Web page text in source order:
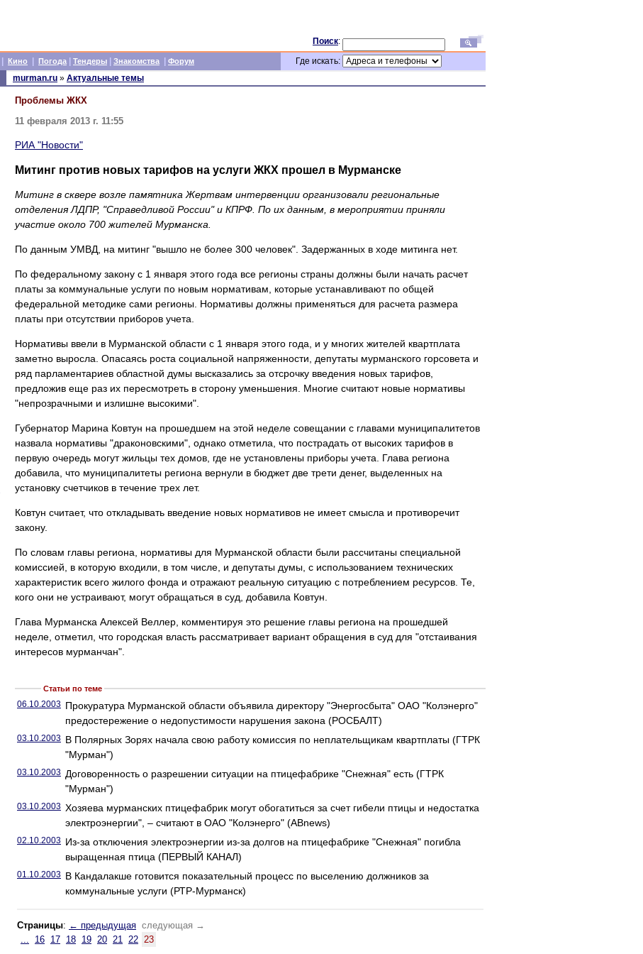
Поиск:
Кино Погода Тендеры Знакомства Форум
Где искать:
murman.ru » Актуальные темы
Проблемы ЖКХ
11 февраля 2013 г. 11:55
РИА "Новости"
Митинг против новых тарифов на услуги ЖКХ прошел в Мурманске
Митинг в сквере возле памятника Жертвам интервенции организовали региональные
отделения ЛДПР, "Справедливой России" и КПРФ. По их данным, в мероприятии приняли
участие около 700 жителей Мурманска.
По данным УМВД, на митинг "вышло не более 300 человек". Задержанных в ходе митинга нет.
По федеральному закону с 1 января этого года все регионы страны должны были начать расчет
платы за коммунальные услуги по новым нормативам, которые устанавливают по общей
федеральной методике сами регионы. Нормативы должны применяться для расчета размера
платы при отсутствии приборов учета.
Нормативы ввели в Мурманской области с 1 января этого года, и у многих жителей квартплата
заметно выросла. Опасаясь роста социальной напряженности, депутаты мурманского горсовета и
ряд парламентариев областной думы высказались за отсрочку введения новых тарифов,
предложив еще раз их пересмотреть в сторону уменьшения. Многие считают новые нормативы
"непрозрачными и излишне высокими".
Губернатор Марина Ковтун на прошедшем на этой неделе совещании с главами муниципалитетов
назвала нормативы "драконовскими", однако отметила, что пострадать от высоких тарифов в
первую очередь могут жильцы тех домов, где не установлены приборы учета. Глава региона
добавила, что муниципалитеты региона вернули в бюджет две трети денег, выделенных на
установку счетчиков в течение трех лет.
Ковтун считает, что откладывать введение новых нормативов не имеет смысла и противоречит
закону.
По словам главы региона, нормативы для Мурманской области были рассчитаны специальной
комиссией, в которую входили, в том числе, и депутаты думы, с использованием технических
характеристик всего жилого фонда и отражают реальную ситуацию с потреблением ресурсов. Те,
кого они не устраивают, могут обращаться в суд, добавила Ковтун.
Глава Мурманска Алексей Веллер, комментируя это решение главы региона на прошедшей
неделе, отметил, что городская власть рассматривает вариант обращения в суд для "отстаивания
интересов мурманчан".
Статьи по теме
06.10.2003 Прокуратура Мурманской области объявила директору "Энергосбыта" ОАО "Колэнерго"
предостережение о недопустимости нарушения закона (РОСБАЛТ)
03.10.2003 В Полярных Зорях начала свою работу комиссия по неплательщикам квартплаты (ГТРК
"Мурман")
03.10.2003 Договоренность о разрешении ситуации на птицефабрике "Снежная" есть (ГТРК
"Мурман")
03.10.2003 Хозяева мурманских птицефабрик могут обогатиться за счет гибели птицы и недостатка
электроэнергии", – считают в ОАО "Колэнерго" (ABnews)
02.10.2003 Из-за отключения электроэнергии из-за долгов на птицефабрике "Снежная" погибла
выращенная птица (ПЕРВЫЙ КАНАЛ)
01.10.2003 В Кандалакше готовится показательный процесс по выселению должников за
коммунальные услуги (РТР-Мурманск)
Страницы: ← предыдущая следующая →
...
16 17 18 19 20 21 22 23